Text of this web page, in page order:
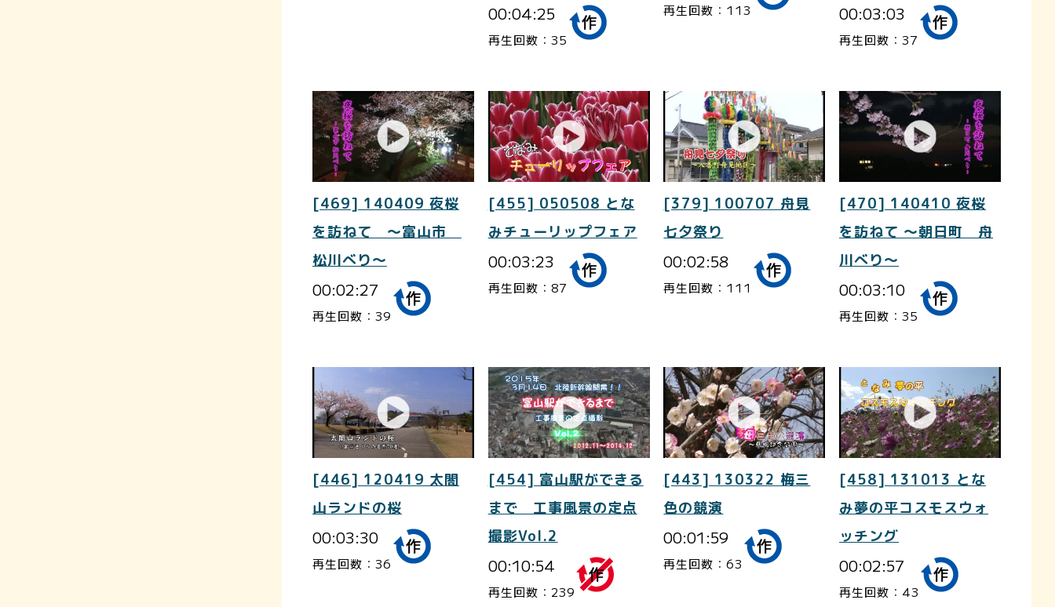
00:04:25
再生回数：35
再生回数：113 00:03:03
再生回数：37
[469] 140409 夜桜
を訪ねて ～富山市
松川べり～
00:02:27
再生回数：39
[455] 050508 とな
みチューリップフェア
00:03:23
再生回数：87
[379] 100707 舟見
七夕祭り
00:02:58
再生回数：111
[470] 140410 夜桜
を訪ねて ～朝日町 舟
川べり～
00:03:10
再生回数：35
[446] 120419 太閤
山ランドの桜
00:03:30
再生回数：36
[454] 富山駅ができる
まで 工事風景の定点
撮影Vol.2
00:10:54
再生回数：239
[443] 130322 梅三
色の競演
00:01:59
再生回数：63
[458] 131013 とな
み夢の平コスモスウォ
ッチング
00:02:57
再生回数：43